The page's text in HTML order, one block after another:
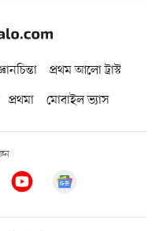
প্রথম আলো ট্রাস্ট
প্রথমা মোবাইল ভ্যাস